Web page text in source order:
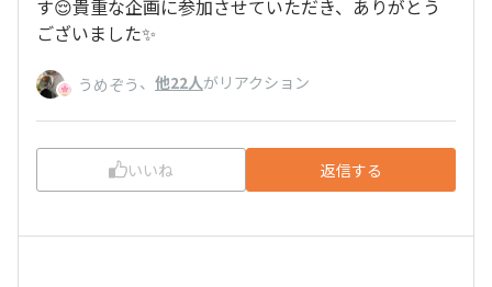
す😌貴重な企画に参加させていただき、ありがとう
ございました✨
うめぞう 、 他22人がリアクション
いいね 返信する